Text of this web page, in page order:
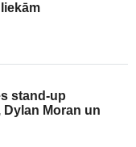
stand-up
Moran un